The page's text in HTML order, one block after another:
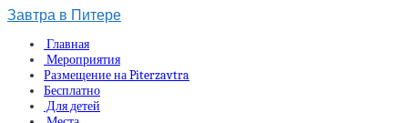
Завтра в Питере
Главная
Мероприятия
Размещение на Piterzavtra
Бесплатно
Для детей